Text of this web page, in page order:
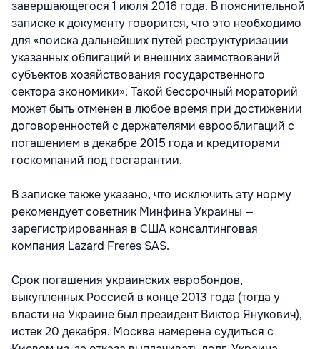
завершающегося 1 июля 2016 года. В пояснительной
записке к документу говорится, что это необходимо
для «поиска дальнейших путей реструктуризации
указанных облигаций и внешних заимствований
субъектов хозяйствования государственного
сектора экономики». Такой бессрочный мораторий
может быть отменен в любое время при достижении
договоренностей с держателями еврооблигаций с
погашением в декабре 2015 года и кредиторами
госкомпаний под госгарантии.
В записке также указано, что исключить эту норму
рекомендует советник Минфина Украины —
зарегистрированная в США консалтинговая
компания Lazard Freres SAS.
Срок погашения украинских евробондов,
выкупленных Россией в конце 2013 года (тогда у
власти на Украине был президент Виктор Янукович),
истек 20 декабря. Москва намерена судиться с